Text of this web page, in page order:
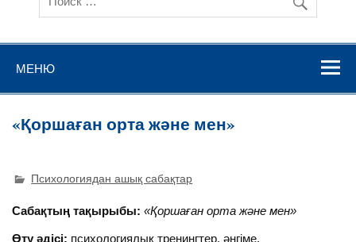
МЕНЮ
«Қоршаған орта және мен»
Психологиядан ашық сабақтар
Сабақтың тақырыбы:«Қоршаған орта және мен»
Өту әдісі: психологиялық тренингтер, әнгіме.